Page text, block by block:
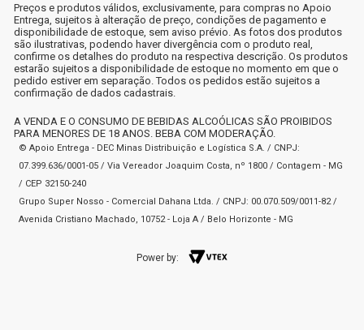
Preços e produtos válidos, exclusivamente, para compras no Apoio
Entrega, sujeitos à alteração de preço, condições de pagamento e
disponibilidade de estoque, sem aviso prévio. As fotos dos produtos
são ilustrativas, podendo haver divergência com o produto real,
confirme os detalhes do produto na respectiva descrição. Os produtos
estarão sujeitos a disponibilidade de estoque no momento em que o
pedido estiver em separação. Todos os pedidos estão sujeitos a
confirmação de dados cadastrais.
A VENDA E O CONSUMO DE BEBIDAS ALCOÓLICAS SÃO PROIBIDOS
PARA MENORES DE 18 ANOS. BEBA COM MODERAÇÃO.
© Apoio Entrega - DEC Minas Distribuição e Logística S.A. / CNPJ:
07.399.636/0001-05 / Via Vereador Joaquim Costa, nº 1800 / Contagem - MG
/ CEP 32150-240
Grupo Super Nosso - Comercial Dahana Ltda. / CNPJ: 00.070.509/0011-82 /
Avenida Cristiano Machado, 10752 - Loja A / Belo Horizonte - MG
Power by: